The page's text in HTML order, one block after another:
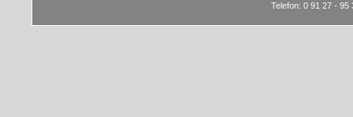
Telefon: 0 91 27 - 95